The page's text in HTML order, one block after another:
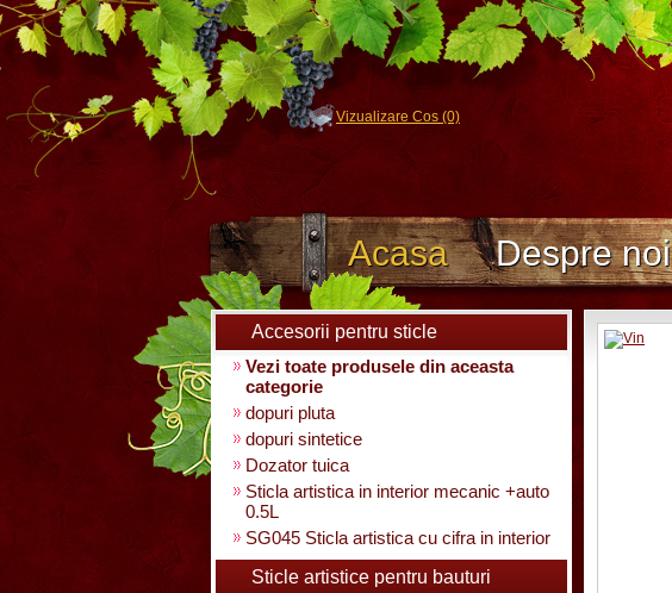
Vizualizare Cos (0)
Acasa Despre noi
Accesorii pentru sticle
Vezi toate produsele din aceasta
categorie
dopuri pluta
dopuri sintetice
Dozator tuica
Sticla artistica in interior mecanic +auto
0.5L
SG045 Sticla artistica cu cifra in interior
Sticle artistice pentru bauturi